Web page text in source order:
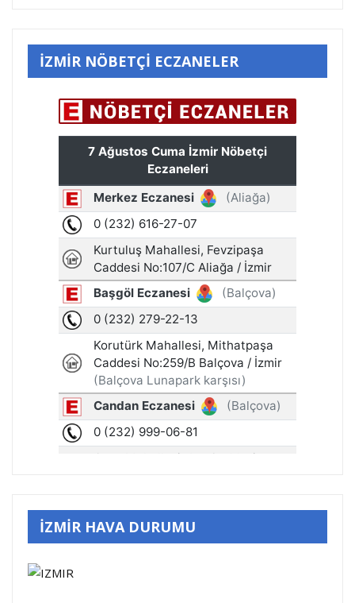
İZMİR NÖBETÇİ ECZANELER
İZMİR HAVA DURUMU